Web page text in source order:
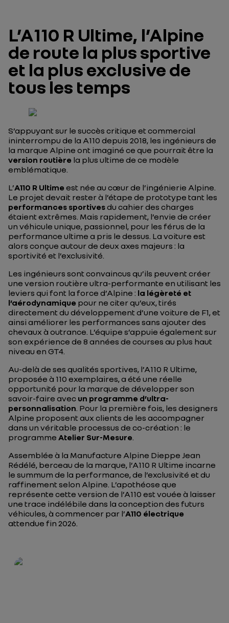
L’A110 R Ultime, l’Alpine
de route la plus sportive
et la plus exclusive de
tous les temps
S’appuyant sur le succès critique et commercial
ininterrompu de la A110 depuis 2018, les ingénieurs de
la marque Alpine ont imaginé ce que pourrait être la
version routière la plus ultime de ce modèle
emblématique.
L’A110 R Ultime est née au cœur de l’ingénierie Alpine.
Le projet devait rester à l’étape de prototype tant les
performances sportivesdu cahier des charges
étaient extrêmes. Mais rapidement, l’envie de créer
un véhicule unique, passionnel, pour les férus de la
performance ultime a pris le dessus. La voiture est
alors conçue autour de deux axes majeurs : la
sportivité et l’exclusivité.
Les ingénieurs sont convaincus qu’ils peuvent créer
une version routière ultra-performante en utilisant les
leviers qui font la force d’Alpine : la légèreté et
l’aérodynamique pour ne citer qu’eux, tirés
directement du développement d’une voiture de F1, et
ainsi améliorer les performances sans ajouter des
chevaux à outrance. L’équipe s’appuie également sur
son expérience de 8 années de courses au plus haut
niveau en GT4.
Au-delà de ses qualités sportives, l’A110 R Ultime,
proposée à 110 exemplaires, a été une réelle
opportunité pour la marque de développer son
savoir-faire avec un programme d’ultra-
personnalisation. Pour la première fois, les designers
Alpine proposent aux clients de les accompagner
dans un véritable processus de co-création : le
programme Atelier Sur-Mesure.
Assemblée à la Manufacture Alpine Dieppe Jean
Rédélé, berceau de la marque, l’A110 R Ultime incarne
le summum de la performance, de l’exclusivité et du
raffinement selon Alpine. L’apothéose que
représente cette version de l’A110 est vouée à laisser
une trace indélébile dans la conception des futurs
véhicules, à commencer par l’A110 électrique
attendue fin 2026.